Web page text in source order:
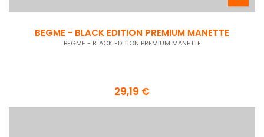
BEGME - BLACK EDITION PREMIUM MANETTE
BEGME - BLACK EDITION PREMIUM MANETTE
29,19 €